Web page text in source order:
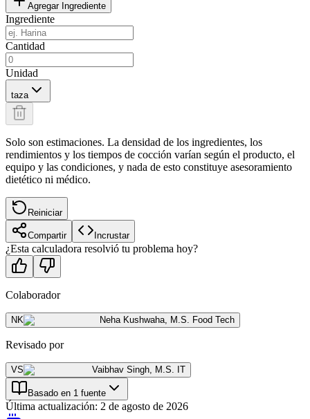
Agregar Ingrediente
Ingrediente
Cantidad
Unidad
taza
Solo son estimaciones. La densidad de los ingredientes, los
rendimientos y los tiempos de cocción varían según el producto, el
equipo y las condiciones, y nada de esto constituye asesoramiento
dietético ni médico.
Reiniciar
Compartir Incrustar
¿Esta calculadora resolvió tu problema hoy?
Colaborador
NK Neha Kushwaha, M.S. Food Tech
Revisado por
VS Vaibhav Singh, M.S. IT
Basado en 1 fuente
Última actualización: 2 de agosto de 2026